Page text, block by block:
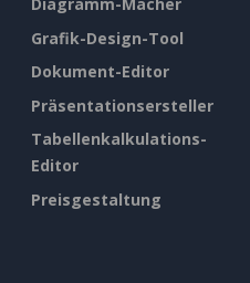
Grafik-Design-Tool
Dokument-Editor
Präsentationsersteller
Tabellenkalkulations-
Editor
Preisgestaltung